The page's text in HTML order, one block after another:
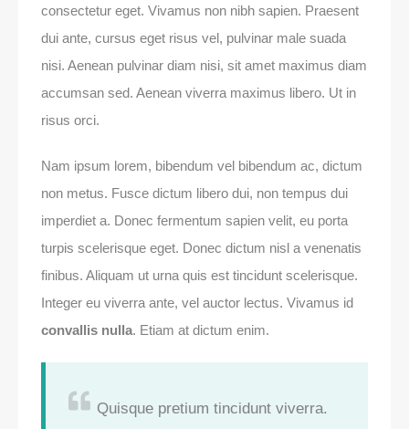
consectetur eget. Vivamus non nibh sapien. Praesent
dui ante, cursus eget risus vel, pulvinar male suada
nisi. Aenean pulvinar diam nisi, sit amet maximus diam
accumsan sed. Aenean viverra maximus libero. Ut in
risus orci.
Nam ipsum lorem, bibendum vel bibendum ac, dictum
non metus. Fusce dictum libero dui, non tempus dui
imperdiet a. Donec fermentum sapien velit, eu porta
turpis scelerisque eget. Donec dictum nisl a venenatis
finibus. Aliquam ut urna quis est tincidunt scelerisque.
Integer eu viverra ante, vel auctor lectus. Vivamus id
convallis nulla. Etiam at dictum enim.
Quisque pretium tincidunt viverra.